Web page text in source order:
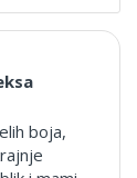
boja,